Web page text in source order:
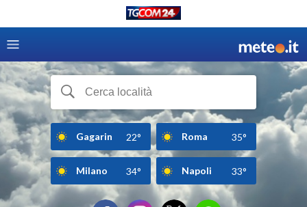
Gagarin 22° Roma 35°
Milano 34° Napoli 33°